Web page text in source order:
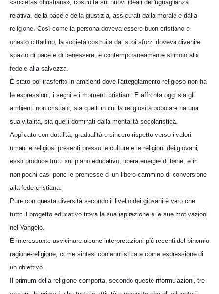
«societas christiana», costruita sui nuovi ideali dell'uguaglianza
relativa, della pace e della giustizia, assicurati dalla morale e dalla
religione. Così come la persona doveva essere buon cristiano e
onesto cittadino, la società costruita dai suoi sforzi doveva divenire
spazio di pace e di benessere, e contemporaneamente stimolo alla
fede e alla salvezza.
È stato poi trasferito in ambienti dove l'atteggiamento religioso non ha
le espressioni, i segni e i momenti cristiani. E affronta oggi sia gli
ambienti non cristiani, sia quelli in cui la religiosità popolare ha una
sua vitalità, sia quelli dominati dalla mentalità secolaristica.
Applicato con duttilità, gradualità e sincero rispetto verso i valori
umani e religiosi presenti presso le culture e le religioni dei giovani,
esso produce frutti sul piano educativo, libera energie di bene, e in
non pochi casi pone le premesse di un libero cammino di conversione
alla fede cristiana.
Pure con questa diversità secondo il livello dei giovani è vero che
tutto il progetto educativo trova la sua ispirazione e le sue motivazioni
nel Vangelo.
È interessante avvicinare alcune interpretazioni più recenti del binomio
ragione-religione, come sintesi contenutistica e come espressione di
un obiettivo.
Il primum della religione comporta, secondo queste riformulazioni, tre